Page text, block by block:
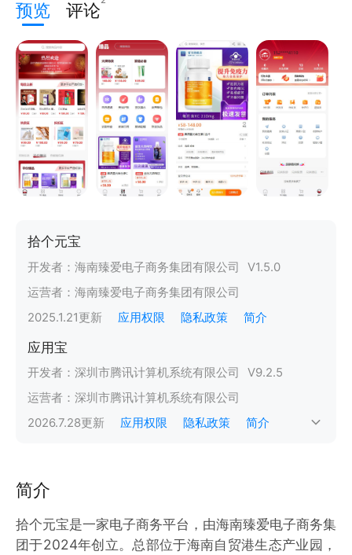
预览 评论
拾个元宝
开发者： 海南臻爱电子商务集团有限公司 V1.5.0
运营者： 海南臻爱电子商务集团有限公司
2025.1.21更新 应用权限 隐私政策 简介
应用宝
开发者： 深圳市腾讯计算机系统有限公司 V9.2.5
运营者： 深圳市腾讯计算机系统有限公司
2026.7.28更新 应用权限 隐私政策 简介
简介
拾个元宝是一家电子商务平台，由海南臻爱电子商务集
团于2024年创立。总部位于海南自贸港生态产业园，